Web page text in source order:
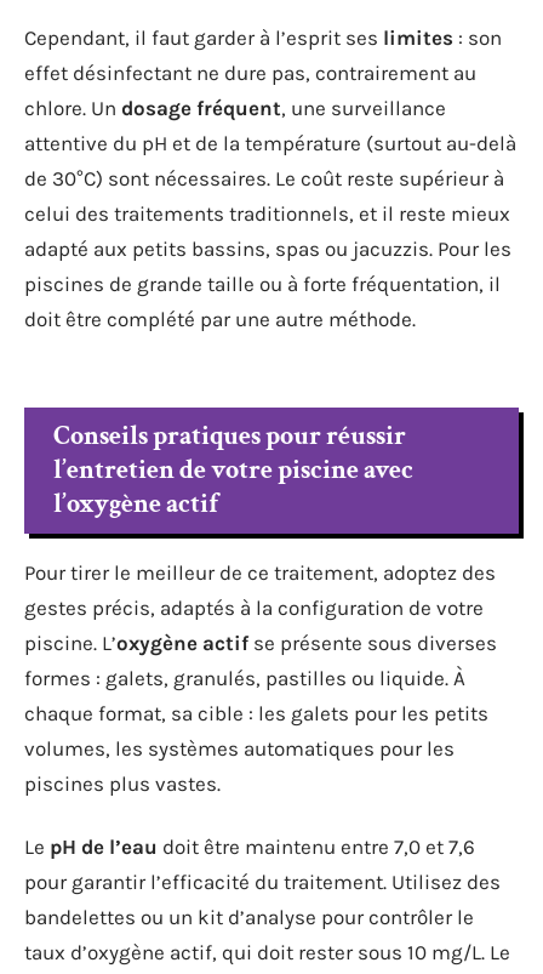
Cependant, il faut garder à l’esprit ses limites : son
effet désinfectant ne dure pas, contrairement au
chlore. Un dosage fréquent, une surveillance
attentive du pH et de la température (surtout au-delà
de 30°C) sont nécessaires. Le coût reste supérieur à
celui des traitements traditionnels, et il reste mieux
adapté aux petits bassins, spas ou jacuzzis. Pour les
piscines de grande taille ou à forte fréquentation, il
doit être complété par une autre méthode.
Conseils pratiques pour réussir
l’entretien de votre piscine avec
l’oxygène actif
Pour tirer le meilleur de ce traitement, adoptez des
gestes précis, adaptés à la configuration de votre
piscine. L’oxygène actifse présente sous diverses
formes : galets, granulés, pastilles ou liquide. À
chaque format, sa cible : les galets pour les petits
volumes, les systèmes automatiques pour les
piscines plus vastes.
Le pH de l’eau doit être maintenu entre 7,0 et 7,6
pour garantir l’efficacité du traitement. Utilisez des
bandelettes ou un kit d’analyse pour contrôler le
taux d’oxygène actif, qui doit rester sous 10 mg/L. Le